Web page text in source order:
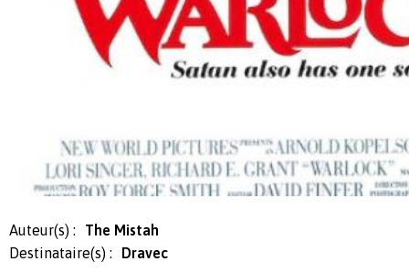
Auteur(s) :
The Mistah
Destinataire(s) :
Dravec